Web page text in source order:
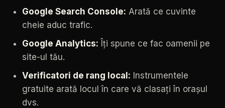
Google Search Console: Arată ce cuvinte
cheie aduc trafic.
Google Analytics: Îți spune ce fac oamenii pe
site-ul tău.
Verificatori de rang local: Instrumentele
gratuite arată locul în care vă clasați în orașul
dvs.